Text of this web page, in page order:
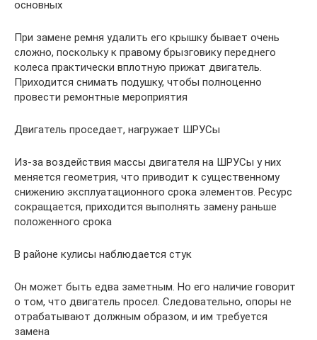
основных
При замене ремня удалить его крышку бывает очень
сложно, поскольку к правому брызговику переднего
колеса практически вплотную прижат двигатель.
Приходится снимать подушку, чтобы полноценно
провести ремонтные мероприятия
Двигатель проседает, нагружает ШРУСы
Из-за воздействия массы двигателя на ШРУСы у них
меняется геометрия, что приводит к существенному
снижению эксплуатационного срока элементов. Ресурс
сокращается, приходится выполнять замену раньше
положенного срока
В районе кулисы наблюдается стук
Он может быть едва заметным. Но его наличие говорит
о том, что двигатель просел. Следовательно, опоры не
отрабатывают должным образом, и им требуется
замена